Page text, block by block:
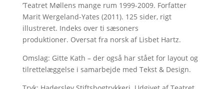
’Teatret Møllens mange rum 1999-2009. Forfatter
Marit Wergeland-Yates (2011). 125 sider, rigt
illustreret. Indeks over ti sæsoners
produktioner. Oversat fra norsk af Lisbet Hartz.
Omslag: Gitte Kath – der også har stået for layout og
tilrettelæggelse i samarbejde med Tekst & Design.